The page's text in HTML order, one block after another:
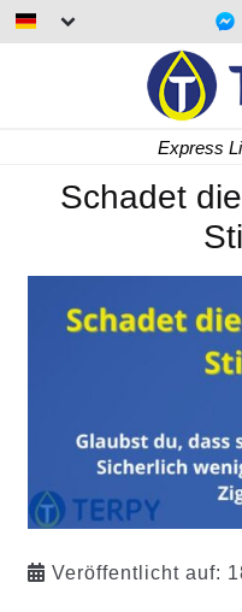
Express
Schadet
Veröffentlicht auf: